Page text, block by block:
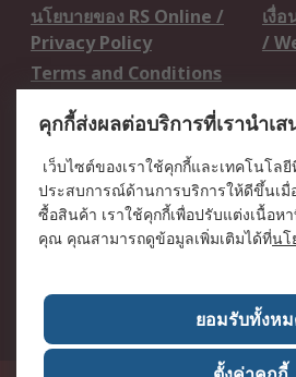
นโยบายของ RS Online /
Privacy Policy
เงื่
/
Terms and Conditions
เกี่ยวกับ RS / About RS
RS ทั่วโลก / RS
Worldwide
ข่า
บริษัทในเครือ RS /
วิธี
เกี่ยวกับ RS / About RS
อาชี
คุกกี้ส่งผลต่อบริการที่เรานำเ
เว็บไซต์ของเราใช้คุกกี้และเทคโนโล
ประสบการณ์ด้านการบริการให้ดีขึ้นเ
ซื้อสินค้า เราใช้คุกกี้เพื่อปรับแต่งเนื้อ
คุณ คุณสามารถดูข้อมูลเพิ่มเติมได้ที่นโ
ยอมรับทั้งห